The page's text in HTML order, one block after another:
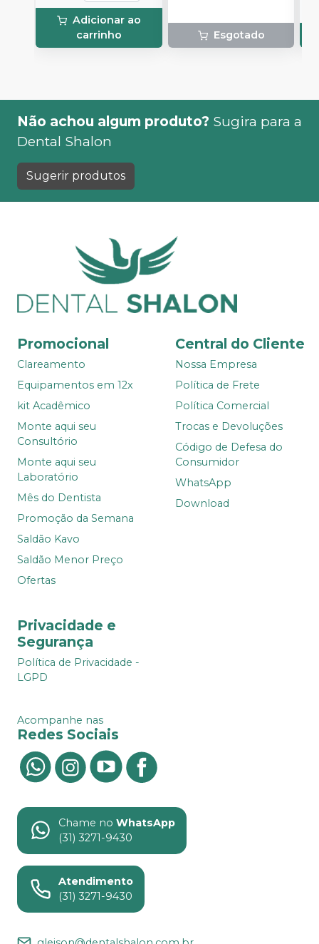
Adicionar ao
carrinho
Esgotado
Não achou algum produto? Sugira para a
Dental Shalon
Sugerir produtos
Promocional
Clareamento
Equipamentos em 12x
kit Acadêmico
Monte aqui seu
Consultório
Monte aqui seu
Laboratório
Mês do Dentista
Promoção da Semana
Saldão Kavo
Saldão Menor Preço
Ofertas
Central do Cliente
Nossa Empresa
Política de Frete
Política Comercial
Trocas e Devoluções
Código de Defesa do
Consumidor
WhatsApp
Download
Privacidade e
Segurança
Política de Privacidade -
LGPD
Acompanhe nas
Redes Sociais
Chame no WhatsApp
(31) 3271-9430
Atendimento
(31) 3271-9430